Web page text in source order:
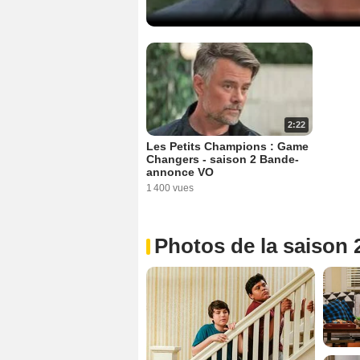
2:22
Les Petits Champions : Game
Changers - saison 2 Bande-
annonce VO
1 400 vues
Photos de la saison